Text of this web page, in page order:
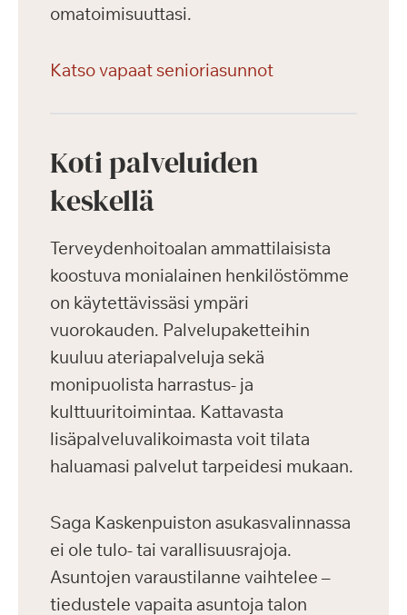
omatoimisuuttasi.
Katso vapaat senioriasunnot
Koti palveluiden
keskellä
Terveydenhoitoalan ammattilaisista
koostuva monialainen henkilöstömme
on käytettävissäsi ympäri
vuorokauden. Palvelupaketteihin
kuuluu ateriapalveluja sekä
monipuolista harrastus- ja
kulttuuritoimintaa. Kattavasta
lisäpalveluvalikoimasta voit tilata
haluamasi palvelut tarpeidesi mukaan.
Saga Kaskenpuiston asukasvalinnassa
ei ole tulo- tai varallisuusrajoja.
Asuntojen varaustilanne vaihtelee –
tiedustele vapaita asuntoja talon